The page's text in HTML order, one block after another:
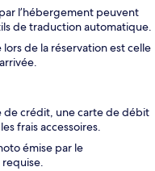
l’hébergement peuvent
de traduction automatique.
de la réservation est celle
de crédit, une carte de débit
frais accessoires.
émise par le